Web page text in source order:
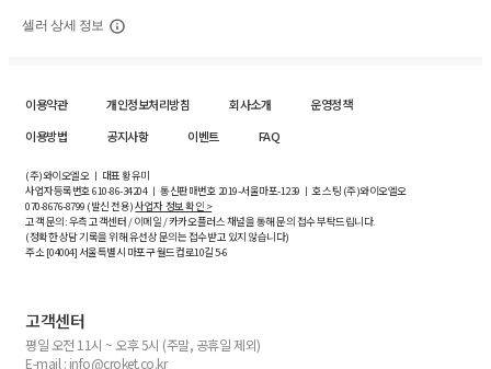
셀러 상세 정보
이용약관 개인정보처리방침 회사소개
운영정책
이용방법
공지사항 이벤트 FAQ
(주)와이오엘오 ㅣ 대표 황유미
사업자등록번호610-86-34204ㅣ 통신판매번호 2019-서울마포-1239 ㅣ 호스팅 (주)와이오엘오
070-8676-8799 (발신 전용)사업자 정보 확인 >
고객 문의: 우측 고객센터 / 이메일 / 카카오플러스 채널을 통해 문의 접수 부탁드립니다.
(정확한 상담 기록을 위해 유선상 문의는 접수받고 있지 않습니다)
주소 [04004] 서울특별시 마포구 월드컵로10길5-6
고객센터
평일 오전 11시 ~ 오후 5시 (주말, 공휴일 제외)
E-mail : info@croket.co.kr